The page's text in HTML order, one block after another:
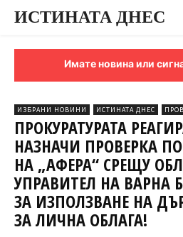
ИСТИНАТА ДНЕС
Имате новина или
ИЗБРАНИ НОВИНИ ИСТИНАТА ДНЕС
ПРОКУРАТУРАТА
НАЗНАЧИ ПРОВЕРКА
НА „АФЕРА“ СРЕЩУ
УПРАВИТЕЛ НА ВАРНА
ЗА ИЗПОЛЗВАНЕ НА
ЗА ЛИЧНА ОБЛАГА!